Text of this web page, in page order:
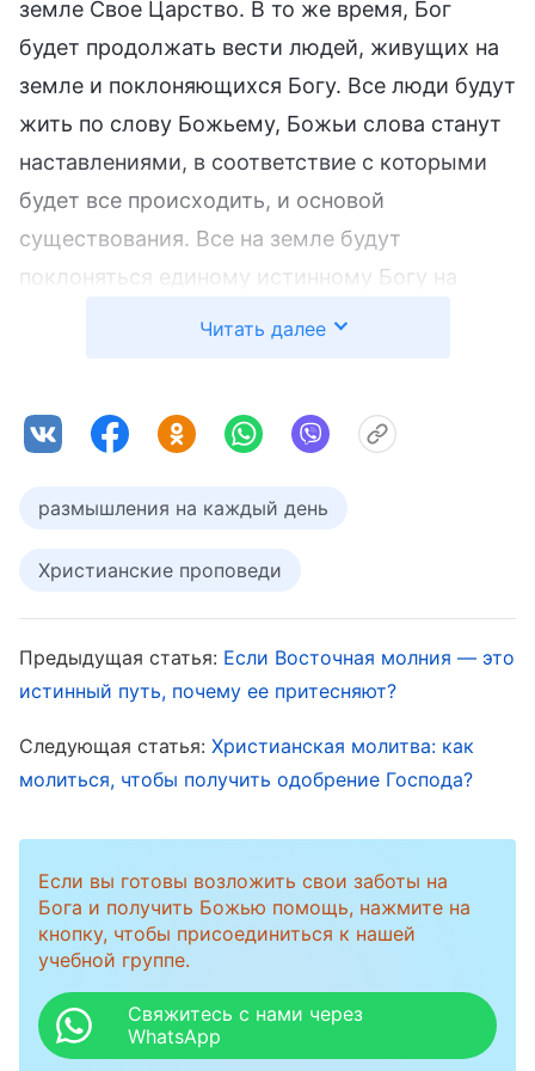
земле Свое Царство. В то же время, Бог
будет продолжать вести людей, живущих на
земле и поклоняющихся Богу. Все люди будут
жить по слову Божьему, Божьи слова станут
наставлениями, в соответствие с которыми
будет все происходить, и основой
существования. Все на земле будут
поклоняться единому истинному Богу на
мы, руководствуясь нашими
находится на небесах и что Бог вознесет нас
лишь пустыми словами?
Божья воля исполнится на земле, и
место назначения человечества
находится на земле
Читать далее
размышления на каждый день
Христианские проповеди
Предыдущая статья: Если Восточная молния — это
истинный путь, почему ее притесняют?
Следующая статья: Христианская молитва: как
молиться, чтобы получить одобрение Господа?
Если вы готовы возложить свои заботы на
Бога и получить Божью помощь, нажмите на
кнопку, чтобы присоединиться к нашей
учебной группе.
Свяжитесь с нами через
WhatsApp